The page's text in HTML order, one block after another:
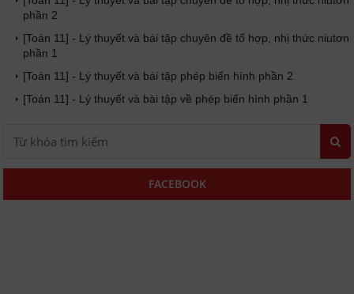
phần 2
[Toán 11] - Lý thuyết và bài tập chuyên đề tổ hợp, nhị thức niutơn
phần 1
[Toán 11] - Lý thuyết và bài tập phép biến hình phần 2
[Toán 11] - Lý thuyết và bài tập về phép biến hình phần 1
FACEBOOK